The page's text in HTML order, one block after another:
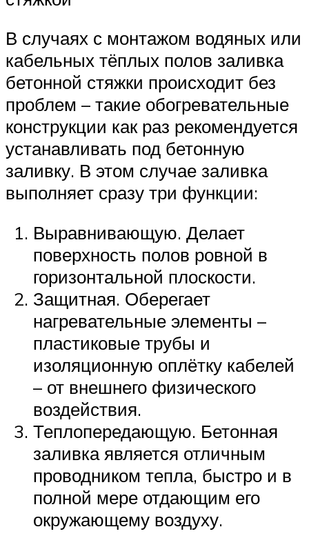
В случаях с монтажом водяных или
кабельных тёплых полов заливка
бетонной стяжки происходит без
проблем – такие обогревательные
конструкции как раз рекомендуется
устанавливать под бетонную
заливку. В этом случае заливка
выполняет сразу три функции:
Выравнивающую. Делает
поверхность полов ровной в
горизонтальной плоскости.
Защитная. Оберегает
нагревательные элементы –
пластиковые трубы и
изоляционную оплётку кабелей
– от внешнего физического
воздействия.
Теплопередающую. Бетонная
заливка является отличным
проводником тепла, быстро и в
полной мере отдающим его
окружающему воздуху.